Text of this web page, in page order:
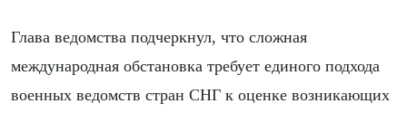
Глава ведомства подчеркнул, что сложная
международная обстановка требует единого подхода
военных ведомств стран СНГ к оценке возникающих